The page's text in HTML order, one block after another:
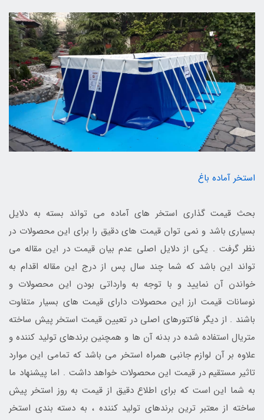
استخر آماده باغ
بحث قیمت گذاری استخر های آماده می تواند بسته به دلایل
بسیاری باشد و نمی توان قیمت های دقیق را برای این محصولات در
نظر گرفت . یکی از دلایل اصلی عدم بیان قیمت در این مقاله می
تواند این باشد که شما چند سال پس از درج این مقاله اقدام به
خواندن آن نمایید و با توجه به وارداتی بودن این محصولات و
نوسانات قیمت ارز این محصولات دارای قیمت های بسیار متفاوت
باشند . از دیگر فاکتورهای اصلی در تعیین قیمت استخر پیش ساخته
متریال استفاده شده در بدنه آن ها و همچنین برندهای تولید کننده و
علاوه بر آن لوازم جانبی همراه استخر می باشد که تمامی این موارد
تاثیر مستقیم در قیمت این محصولات خواهد داشت . اما پیشنهاد ما
به شما این است که برای اطلاع دقیق از قیمت به روز استخر پیش
ساخته از معتبر ترین برندهای تولید کننده ، به دسته بندی استخر